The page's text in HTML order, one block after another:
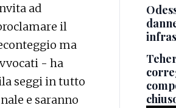
ad
il
ma
- ha
seggi in tutto
e saranno